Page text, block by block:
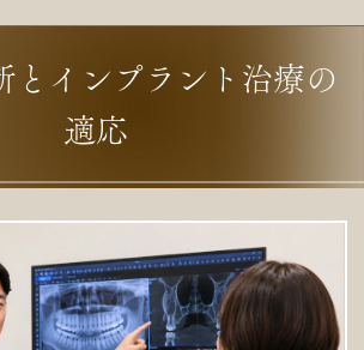
とインプラント治療の
適応